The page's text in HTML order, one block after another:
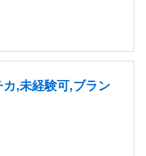
カ,未経験可,ブラン